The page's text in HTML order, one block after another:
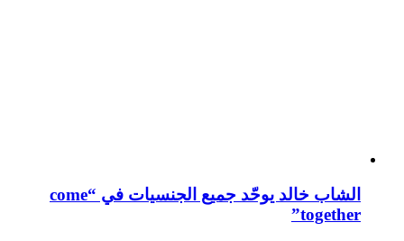
الشاب خالد يوحّد جميع الجنسيات في “come
together”